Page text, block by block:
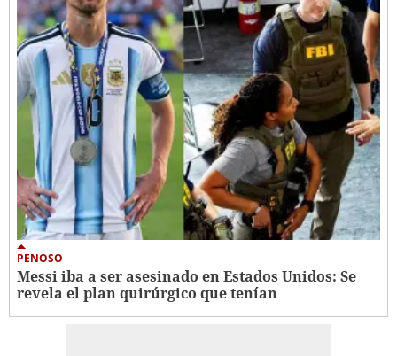
PENOSO
Messi iba a ser asesinado en Estados Unidos: Se
revela el plan quirúrgico que tenían